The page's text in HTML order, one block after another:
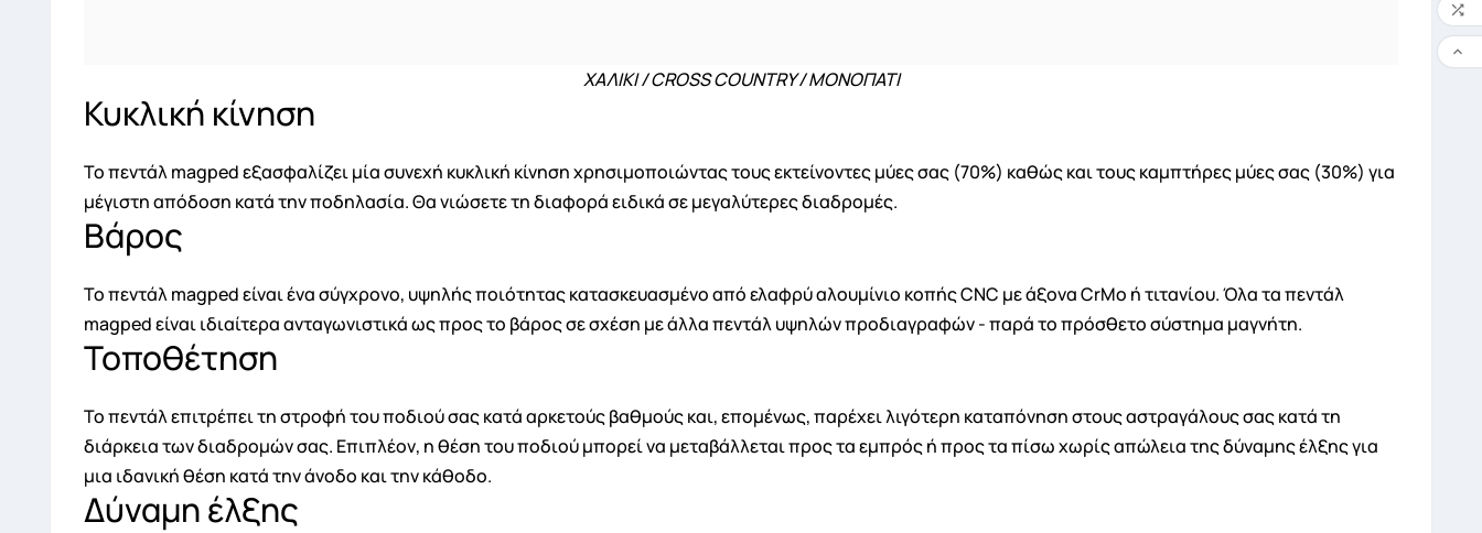
ΧΑΛΙΚΙ / CROSS COUNTRY / ΜΟΝΟΠΑΤΙ
Κυκλική κίνηση
Το πεντάλ magped εξασφαλίζει μία συνεχή κυκλική κίνηση χρησιμοποιώντας τους εκτείνοντες μύες σας (70%) καθώς και τους καμπτήρες μύες σας (30%) για
μέγιστη απόδοση κατά την ποδηλασία. Θα νιώσετε τη διαφορά ειδικά σε μεγαλύτερες διαδρομές.
Βάρος
Το πεντάλ magped είναι ένα σύγχρονο, υψηλής ποιότητας κατασκευασμένο από ελαφρύ αλουμίνιο κοπής CNC με άξονα CrMo ή τιτανίου. Όλα τα πεντάλ
magped είναι ιδιαίτερα ανταγωνιστικά ως προς το βάρος σε σχέση με άλλα πεντάλ υψηλών προδιαγραφών - παρά το πρόσθετο σύστημα μαγνήτη.
Τοποθέτηση
Το πεντάλ επιτρέπει τη στροφή του ποδιού σας κατά αρκετούς βαθμούς και, επομένως, παρέχει λιγότερη καταπόνηση στους αστραγάλους σας κατά τη
διάρκεια των διαδρομών σας. Επιπλέον, η θέση του ποδιού μπορεί να μεταβάλλεται προς τα εμπρός ή προς τα πίσω χωρίς απώλεια της δύναμης έλξης για
μια ιδανική θέση κατά την άνοδο και την κάθοδο.
Δύναμη έλξης

